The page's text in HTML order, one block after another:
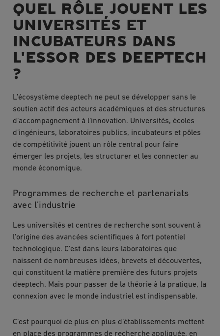
QUEL RÔLE JOUENT LES
UNIVERSITÉS ET
INCUBATEURS DANS
L'ESSOR DES DEEPTECH
?
L’écosystème deeptech ne peut se développer sans le
soutien actif des acteurs académiques et des structures
d’accompagnement à l’innovation. Universités, écoles
d’ingénieurs, laboratoires publics, incubateurs et pôles
de compétitivité jouent un rôle central pour faire
émerger les projets, les structurer et les connecter au
monde économique.
Programmes de recherche et partenariats
avec l’industrie
Les universités et centres de recherche sont souvent à
l’origine des avancées scientifiques à fort potentiel
technologique. C’est dans leurs laboratoires que
naissent de nombreuses idées, brevets et découvertes,
qui constituent la matière première des futurs projets
deeptech. Mais pour passer de la théorie à la pratique, la
connexion avec le monde industriel est indispensable.
C’est pourquoi de plus en plus d’établissements mettent
en place des programmes de recherche appliquée, en